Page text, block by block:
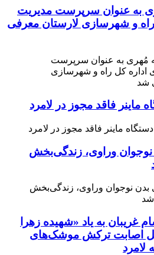
به عنوان سرپرست مدیریت
راه و شهرسازی لارستان معرفی
نوجوان وراوی، زندگی‌بخش
غریبان به یاد «شهیده زهرا
اصابت ترکش موشک‌های
لامرد